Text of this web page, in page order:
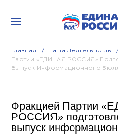
Главная Наша Деятельность
Партии «ЕДИНАЯ РОССИЯ»
Выпуск Информационного
Фракцией Партии
РОССИЯ»
выпуск